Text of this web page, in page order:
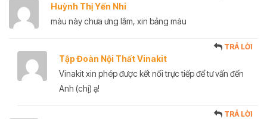
Huỳnh Thị Yến Nhi
màu này chưa ưng lắm, xin bảng màu
Tập Đoàn Nội Thất Vinakit
TRẢ LỜI
Vinakit xin phép được kết nối trực tiếp để tư vấn đến
Anh (chị) ạ!
TRẢ LỜI